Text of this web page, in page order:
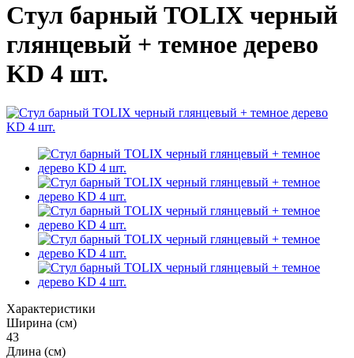
Стул барный TOLIX черный
глянцевый + темное дерево
KD 4 шт.
Характеристики
Ширина (см)
43
Длина (см)